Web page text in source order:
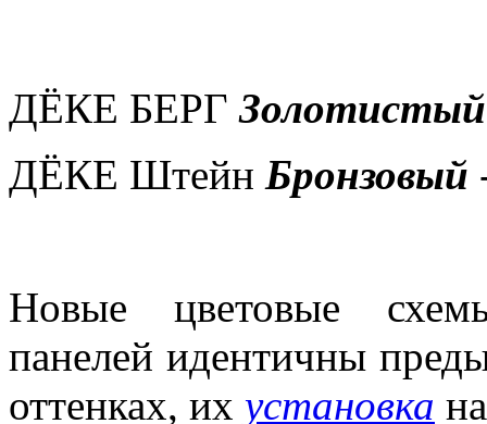
ДЁКЕ БЕРГЗолотистый
ДЁКЕ Штейн Бронзовый
Новые цветовые
панелей идентичны
оттенках, их установка